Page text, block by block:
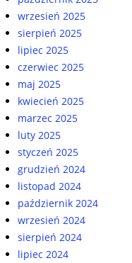
wrzesień 2025
sierpień 2025
lipiec 2025
czerwiec 2025
maj 2025
kwiecień 2025
marzec 2025
luty 2025
styczeń 2025
grudzień 2024
listopad 2024
październik 2024
wrzesień 2024
sierpień 2024
lipiec 2024